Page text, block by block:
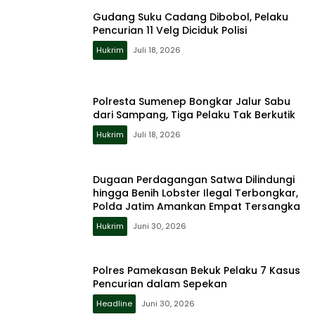
Gudang Suku Cadang Dibobol, Pelaku
Pencurian 11 Velg Diciduk Polisi
Hukrim Juli 18, 2026
Polresta Sumenep Bongkar Jalur Sabu
dari Sampang, Tiga Pelaku Tak Berkutik
Hukrim Juli 18, 2026
Dugaan Perdagangan Satwa Dilindungi
hingga Benih Lobster Ilegal Terbongkar,
Polda Jatim Amankan Empat Tersangka
Hukrim Juni 30, 2026
Polres Pamekasan Bekuk Pelaku 7 Kasus
Pencurian dalam Sepekan
Headline Juni 30, 2026